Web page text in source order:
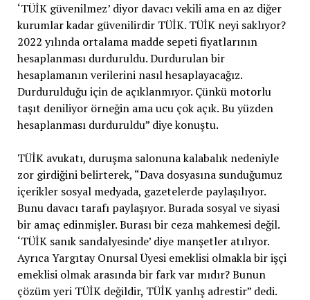
‘TÜİK güvenilmez’ diyor davacı vekili ama en az diğer
kurumlar kadar güvenilirdir TÜİK. TÜİK neyi saklıyor?
2022 yılında ortalama madde sepeti fiyatlarının
hesaplanması durduruldu. Durdurulan bir
hesaplamanın verilerini nasıl hesaplayacağız.
Durdurulduğu için de açıklanmıyor. Çünkü motorlu
taşıt deniliyor örneğin ama ucu çok açık. Bu yüzden
hesaplanması durduruldu” diye konuştu.
TÜİK avukatı, duruşma salonuna kalabalık nedeniyle
zor girdiğini belirterek, “Dava dosyasına sunduğumuz
içerikler sosyal medyada, gazetelerde paylaşılıyor.
Bunu davacı tarafı paylaşıyor. Burada sosyal ve siyasi
bir amaç edinmişler. Burası bir ceza mahkemesi değil.
‘TÜİK sanık sandalyesinde’ diye manşetler atılıyor.
Ayrıca Yargıtay Onursal Üyesi emeklisi olmakla bir işçi
emeklisi olmak arasında bir fark var mıdır? Bunun
çözüm yeri TÜİK değildir, TÜİK yanlış adrestir” dedi.